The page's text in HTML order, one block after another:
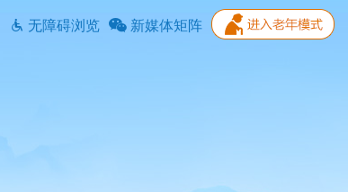
无障碍浏览 新媒体矩阵